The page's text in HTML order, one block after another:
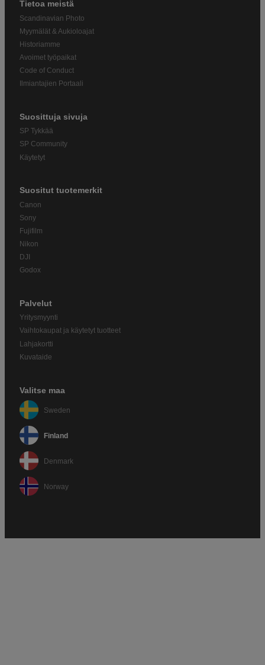
Tietoa meistä
Scandinavian Photo
Myymälät & Aukioloajat
Historiamme
Avoimet työpaikat
Code of Conduct
Ilmiantajien Portaali
Suosittuja sivuja
SP Tykkää
SP Community
Käytetyt
Suositut tuotemerkit
Canon
Sony
Fujifilm
Nikon
DJI
Godox
Palvelut
Yritysmyynti
Vaihtokaupat ja käytetyt tuotteet
Lahjakortti
Kuvataide
Valitse maa
Sweden
Finland
Denmark
Norway